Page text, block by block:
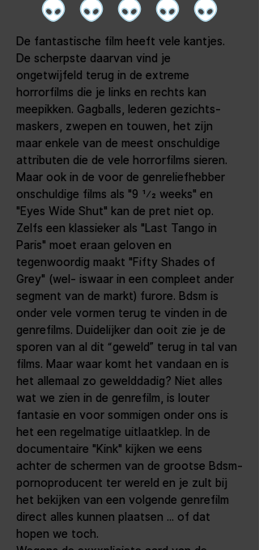
De fantastische film heeft vele kantjes.
De scherpste daarvan vind je
ongetwijfeld terug in de extreme
horrorfilms die je links en rechts kan
meepikken. Gagballs, lederen gezichts-
maskers, zwepen en touwen, het zijn
maar enkele van de meest onschuldige
attributen die de vele horrorfilms sieren.
Maar ook in de voor de genreliefhebber
onschuldige films als "9 1⁄2 weeks" en
"Eyes Wide Shut" kan de pret niet op.
Zelfs een klassieker als "Last Tango in
Paris" moet eraan geloven en
tegenwoordig maakt "Fifty Shades of
Grey" (wel- iswaar in een compleet ander
segment van de markt) furore. Bdsm is
onder vele vormen terug te vinden in de
genrefilms. Duidelijker dan ooit zie je de
sporen van al dit “geweld” terug in tal van
films. Maar waar komt het vandaan en is
het allemaal zo gewelddadig? Niet alles
wat we zien in de genrefilm, is louter
fantasie en voor sommigen onder ons is
het een regelmatige uitlaatklep. In de
documentaire "Kink" kijken we eens
achter de schermen van de grootse Bdsm-
pornoproducent ter wereld en je zult bij
het bekijken van een volgende genrefilm
direct alles kunnen plaatsen ... of dat
hopen we toch.